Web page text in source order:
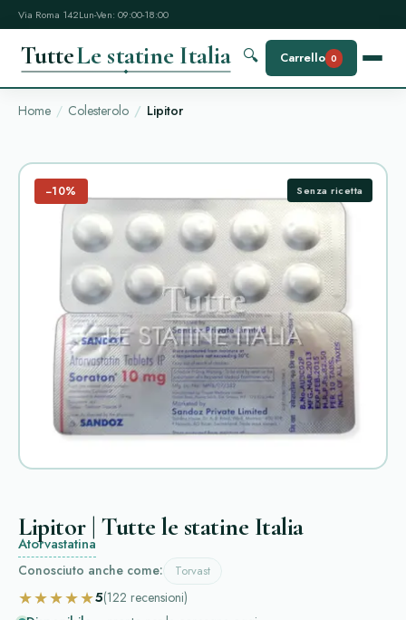
Via Roma 142Lun-Ven: 09:00-18:00
TutteLe statine Italia 🔍 Carrello 0
Home Colesterolo Lipitor
−10% Senza ricetta
Lipitor | Tutte le statine Italia
Atorvastatina
Conosciuto anche come: Torvast
★★★★★5(122 recensioni)